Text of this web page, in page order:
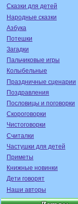
Сказки для детей
Народные сказки
Азбука
Потешки
Загадки
Пальчиковые игры
Колыбельные
Праздничные сценарии
Поздравления
Пословицы и поговорки
Скороговорки
Чистоговорки
Считалки
Частушки для детей
Приметы
Книжные новинки
Дети говорят
Наши авторы